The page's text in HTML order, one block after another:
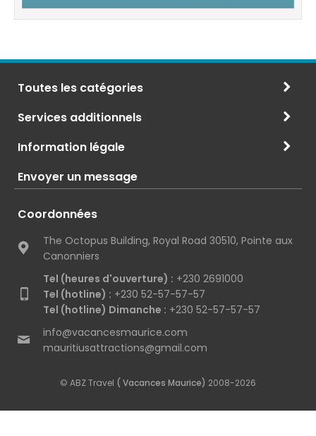
Toutes les catégories
Services additionnels
Information légale
Envoyer un message
Coordonnées
The Octopus Building, Royal Road 30510, Pointe aux
Canonniers
Tel (heures d'ouverture) : +230 2691000
Tel (hotline) : +230 52-57-57-57
Tel (hotline) Dimanche : +230 52-57-57-57
info@vacancesmaurice.com
mauritiusattractions@gmail.com
© ABZ Travel ( Vacances Maurice) 2008-2026